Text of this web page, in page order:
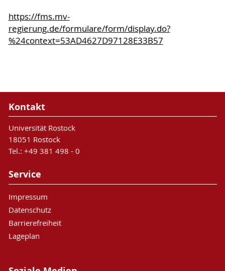
https://fms.mv-
regierung.de/formulare/form/display.do?
%24context=53AD4627D97128E33B57
Kontakt
Universität Rostock
18051 Rostock
Tel.: +49 381 498 - 0
Service
Impressum
Datenschutz
Barrierefreiheit
Lageplan